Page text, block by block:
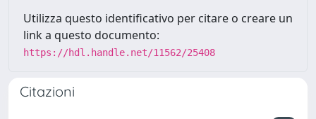
Utilizza questo identificativo per citare o creare un
link a questo documento:
https://hdl.handle.net/11562/25408
Citazioni